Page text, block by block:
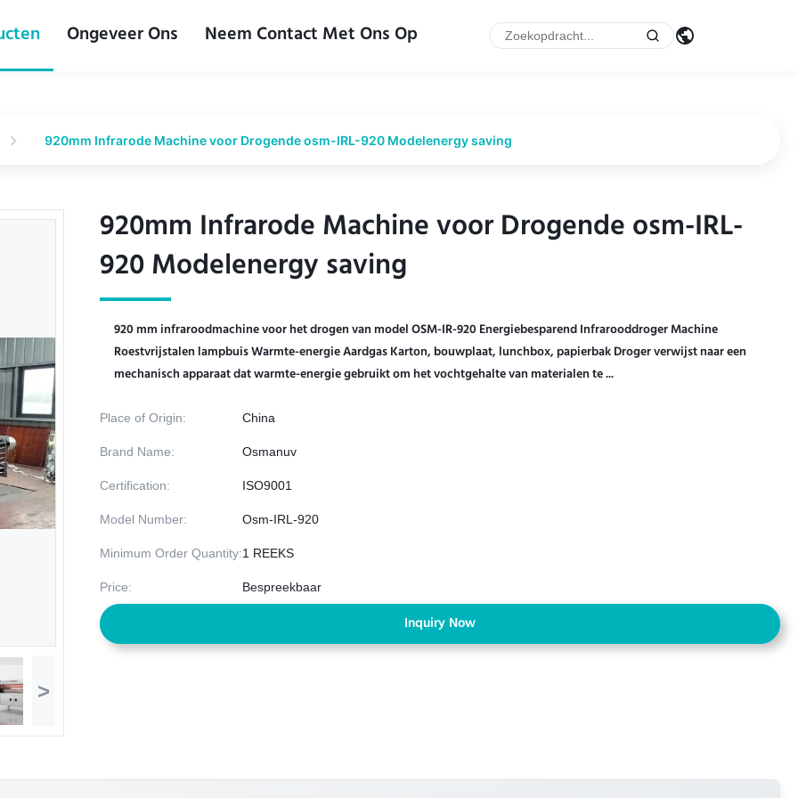
Ongeveer Ons Neem Contact Met Ons Op
920mm Infrarode Machine voor Drogende osm-IRL-920 Modelenergy saving
>
920mm Infrarode Machine voor Drogende osm-IRL-
920 Modelenergy saving
920mm Infrarode Machine voor Drogende osm-IRL-
920 Modelenergy saving
920 mm infraroodmachine voor het drogen van model OSM-IR-920 Energiebesparend Infrarooddroger Machine
Roestvrijstalen lampbuis Warmte-energie Aardgas Karton, bouwplaat, lunchbox, papierbak Droger verwijst naar een
mechanisch apparaat dat warmte-energie gebruikt om het vochtgehalte van materialen te ...
Place of Origin: China
Brand Name: Osmanuv
Certification: ISO9001
Model Number: Osm-IRL-920
Minimum Order Quantity:1 REEKS
Price: Bespreekbaar
Inquiry Now